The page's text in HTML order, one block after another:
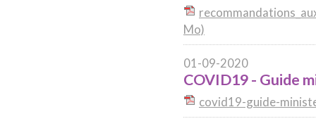
Mo)
01-09-2020
COVID19 - Guide
covid19-guide-